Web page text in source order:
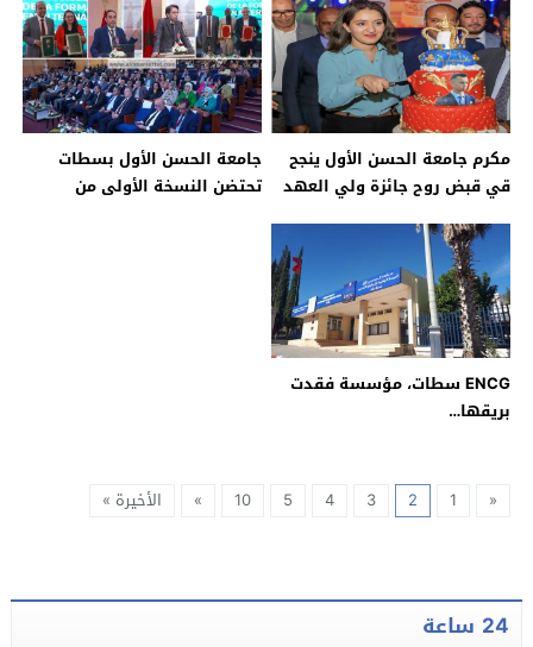
واستجابة سريعة من الإدارة.
المملكة في يوم دراسي
بمؤسسة الوسيط بالرباط
مكرم جامعة الحسن الأول ينجح
قي قبض روح جائزة ولي العهد
جامعة الحسن الأول بسطات
تحتضن النسخة الأولى من
ENCG سطات، مؤسسة فقدت
بريقها…
«
1
2
3
4
5
10
» الأخيرة »
24 ساعة